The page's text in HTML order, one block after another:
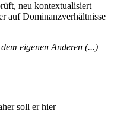
neu kontextualisiert
auf Dominanz­verhältnisse
eigenen Anderen (...)
soll er hier